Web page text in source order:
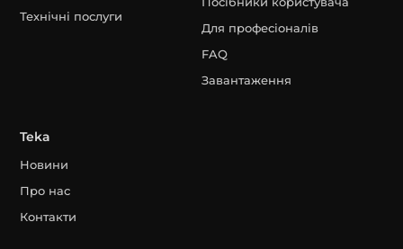
Технічні послуги
Для професіоналів
FAQ
Завантаження
Teka
Новини
Про нас
Контакти